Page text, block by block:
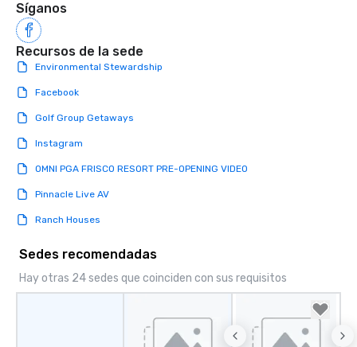
Síganos
Recursos de la sede
Environmental Stewardship
Facebook
Golf Group Getaways
Instagram
OMNI PGA FRISCO RESORT PRE-OPENING VIDEO
Pinnacle Live AV
Ranch Houses
Sedes recomendadas
Hay otras 24 sedes que coinciden con sus requisitos